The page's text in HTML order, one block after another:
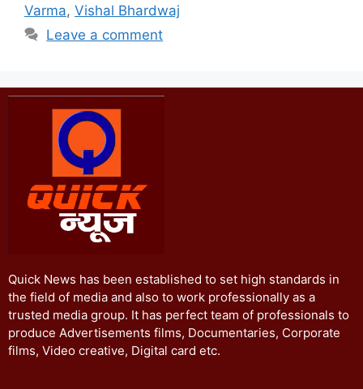
Varma, Vishal Bhardwaj
Leave a comment
Quick News has been established to set high standards in
the field of media and also to work professionally as a
trusted media group. It has perfect team of professionals to
produce Advertisements films, Documentaries, Corporate
films, Video creative, Digital card etc.